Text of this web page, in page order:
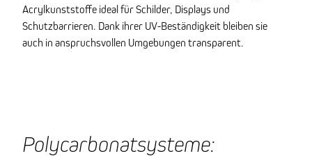
Acrylkunststoffe ideal für Schilder, Displays und
Schutzbarrieren. Dank ihrer UV-Beständigkeit bleiben sie
auch in anspruchsvollen Umgebungen transparent.
Polycarbonatsysteme: